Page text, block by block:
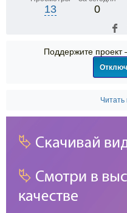
13 0
Поддержите
Читать